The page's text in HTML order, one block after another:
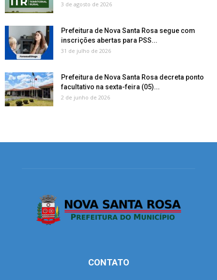
3 de agosto de 2026
Prefeitura de Nova Santa Rosa segue com
inscrições abertas para PSS...
31 de julho de 2026
Prefeitura de Nova Santa Rosa decreta ponto
facultativo na sexta-feira (05)...
2 de junho de 2026
CONTATO